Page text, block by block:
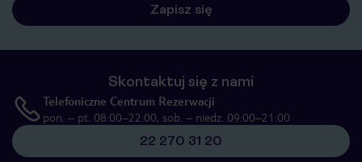
Zapisz się
Skontaktuj się z nami
Telefoniczne Centrum Rezerwacji
pon. – pt. 08:00–22:00, sob. – niedz. 09:00–21:00
22 270 31 20